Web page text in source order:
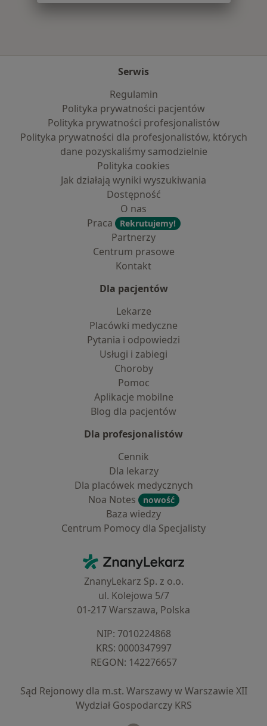
Serwis
Regulamin
Polityka prywatności pacjentów
Polityka prywatności profesjonalistów
Polityka prywatności dla profesjonalistów, których
dane pozyskaliśmy samodzielnie
Polityka cookies
Jak działają wyniki wyszukiwania
Dostępność
O nas
Praca
Rekrutujemy!
Partnerzy
Centrum prasowe
Kontakt
Dla pacjentów
Lekarze
Placówki medyczne
Pytania i odpowiedzi
Usługi i zabiegi
Choroby
Pomoc
Aplikacje mobilne
Blog dla pacjentów
Dla profesjonalistów
Cennik
Dla lekarzy
Dla placówek medycznych
Noa Notes
nowość
Baza wiedzy
Centrum Pomocy dla Specjalisty
ZnanyLekarz - Strona główna
ZnanyLekarz Sp. z o.o.
ul. Kolejowa 5/7
01-217 Warszawa, Polska
NIP: ⁠7010224868
KRS: ⁠0000347997
REGON: ⁠142276657
Sąd Rejonowy dla m.st. Warszawy w Warszawie XII
Wydział Gospodarczy KRS